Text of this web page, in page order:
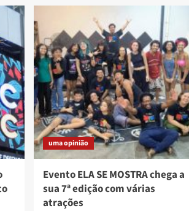
uma opinião
Evento ELA SE MOSTRA chega a
sua 7ª edição com várias
atrações